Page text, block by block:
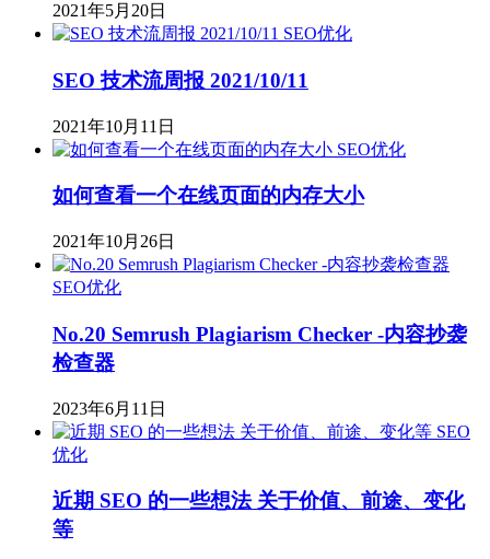
2021年5月20日
SEO优化
SEO 技术流周报 2021/10/11
2021年10月11日
SEO优化
如何查看一个在线页面的内存大小
2021年10月26日
SEO优化
No.20 Semrush Plagiarism Checker -内容抄袭
检查器
2023年6月11日
SEO
优化
近期 SEO 的一些想法 关于价值、前途、变化
等